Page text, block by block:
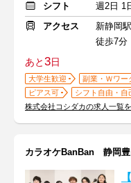
シフト
週2日 1
アクセス
新静岡駅
徒歩7分
あと3日
大学生歓迎 副業・Ｗワー
ピアス可
シフト自由・自
株式会社コシダカの求人一覧
カラオケBanBan 静岡